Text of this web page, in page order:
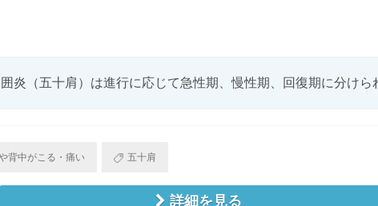
炎（五十肩）は進行に応じて急性期、慢性期、回復期に分けら
背中がこる・痛い 五十肩
詳細を見る